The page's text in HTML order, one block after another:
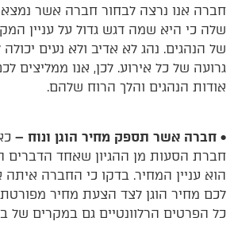
חברה אנו נרצה לבחור חברה אשר
שלה כי היא שמה דגש גדול על עניין
של הנהגים. נהג לא אדיב ולא נעים
גרועה של כל אירוע. לכן, אנו ממליצים
אודות הנהגים והלך הרוח שלהם.
• חברה אשר תספק מחיר הוגן ונוח –
חברת הסעות מן ההגיון שאחד הדברים
הוא עניין המחיר. בדקו כי החברה
לכם מחיר הוגן לצד הצעת מחיר
כל הפרטים הרלוונטיים גם במקרים של